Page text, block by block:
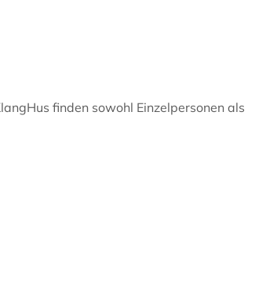
finden sowohl Einzelpersonen als